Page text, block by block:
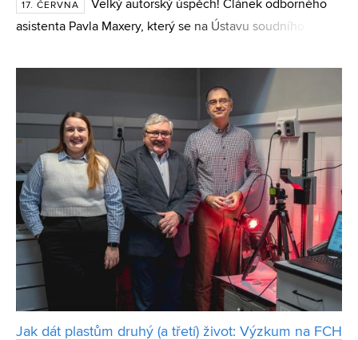
17. ČERVNA
Velký autorský úspěch! Článek odborného
asistenta Pavla Maxery, který se na Ústavu soudního
logistických řetězců, vyšel v aktuálním čísle reno
Jak dát plastům druhý (a třetí) život: Výzkum na FCH